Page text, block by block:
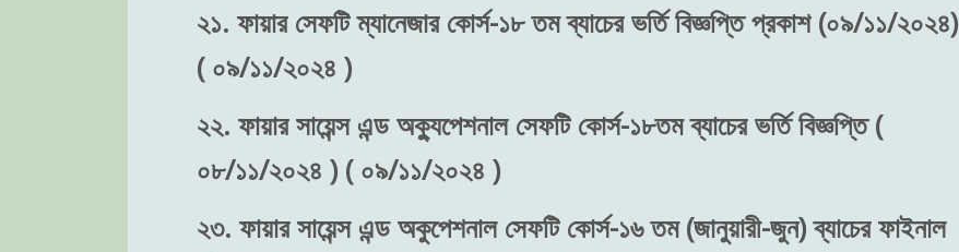
২১. ফায়ার সেফটি ম্যানেজার কোর্স-১৮ তম ব্যাচের ভর্তি বিজ্ঞপ্তি প্রকাশ (০৯/১১/২০২৪)
( ০৯/১১/২০২৪ )
২২. ফায়ার সায়েন্স এন্ড অক্যুপেশনাল সেফটি কোর্স-১৮তম ব্যাচের ভর্তি বিজ্ঞপ্তি (
০৮/১১/২০২৪ ) ( ০৯/১১/২০২৪ )
২৩. ফায়ার সায়েন্স এন্ড অকুপেশনাল সেফটি কোর্স-১৬ তম (জানুয়ারী-জুন) ব্যাচের ফাইনাল